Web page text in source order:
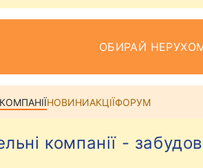
ОБИРАЙ
КОМПАНІЇНОВИНИАКЦІЇФОРУМ
компанії -